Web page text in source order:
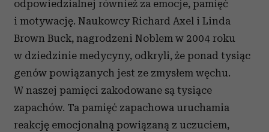
odpowiedzialnej również za emocje, pamięć
i motywację. Naukowcy Richard Axel i Linda
Brown Buck, nagrodzeni Noblem w 2004 roku
w dziedzinie medycyny, odkryli, że ponad tysiąc
genów powiązanych jest ze zmysłem węchu.
W naszej pamięci zakodowane są tysiące
zapachów. Ta pamięć zapachowa uruchamia
reakcję emocjonalną powiązaną z uczuciem,